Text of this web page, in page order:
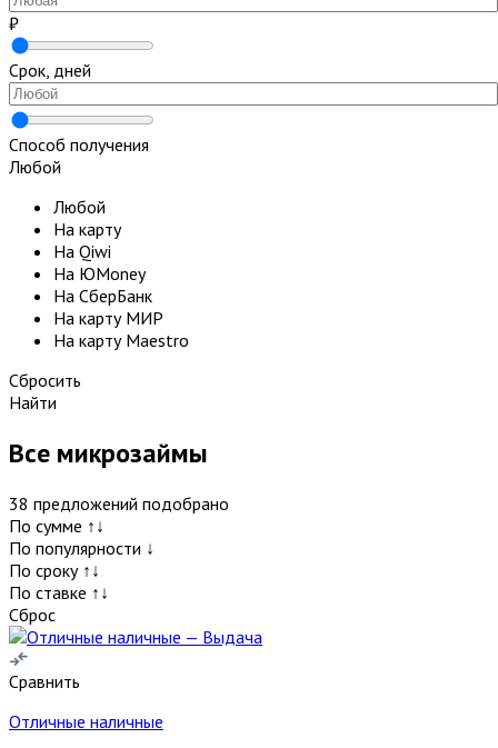
₽
Срок, дней
Способ получения
Любой
Любой
На карту
На Qiwi
На ЮMoney
На СберБанк
На карту МИР
На карту Maestro
Сбросить
Найти
Все микрозаймы
38 предложений подобрано
По сумме ↑↓
По популярности ↓
По сроку ↑↓
По ставке ↑↓
Сброс
Сравнить
Отличные наличные